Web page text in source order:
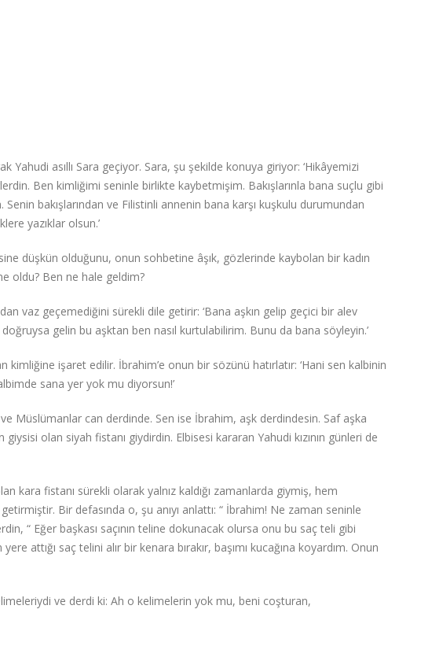
asıllı Sara geçiyor. Sara, şu şekilde konuya giriyor: ‘Hikâyemizi
Ben kimliğimi seninle birlikte kaybetmişim. Bakışlarınla bana suçlu gibi
bakışlarından ve Filistinli annenin bana karşı kuşkulu durumundan
yazıklar olsun.’
düşkün olduğunu, onun sohbetine âşık, gözlerinde kaybolan bir kadın
oldu? Ben ne hale geldim?
vaz geçemediğini sürekli dile getirir: ‘Bana aşkın gelip geçici bir alev
gelin bu aşktan ben nasıl kurtulabilirim. Bunu da bana söyleyin.’
kimliğine işaret edilir. İbrahim’e onun bir sözünü hatırlatır: ‘Hani sen kalbinin
sana yer yok mu diyorsun!’
Müslümanlar can derdinde. Sen ise İbrahim, aşk derdindesin. Saf aşka
giysisi olan siyah fistanı giydirdin. Elbisesi kararan Yahudi kızının günleri de
kara fistanı sürekli olarak yalnız kaldığı zamanlarda giymiş, hem
Bir defasında o, şu anıyı anlattı: “ İbrahim! Ne zaman seninle
“ Eğer başkası saçının teline dokunacak olursa onu bu saç teli gibi
attığı saç telini alır bir kenara bırakır, başımı kucağına koyardım. Onun
ve derdi ki: Ah o kelimelerin yok mu, beni coşturan,